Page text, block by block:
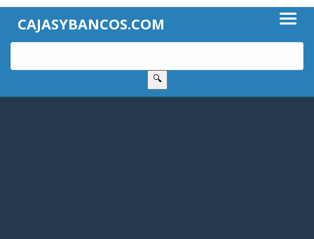
CAJASYBANCOS.COM
🔍